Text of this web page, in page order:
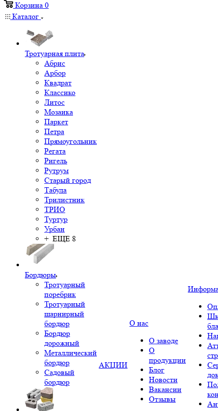
Корзина 0
Каталог
Тротуарная плита
Абрис
Арбор
Квадрат
Классико
Литос
Мозаика
Паркет
Петра
Прямоугольник
Регата
Ригель
Рутрум
Старый город
Табула
Трилистник
ТРИО
Туртур
Урбан
+ ЕЩЕ 8
Бордюры
Тротуарный
поребрик
Тротуарный
шарнирный
бордюр
Бордюр
дорожный
Металлический
бордюр
Садовый
бордюр
АКЦИИ
О нас
О заводе
О
продукции
Блог
Новости
Вакансии
Отзывы